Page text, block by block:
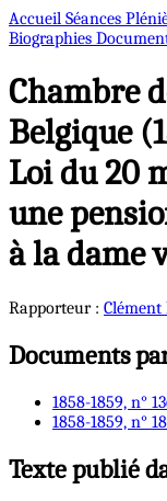
Accueil Séances
Biographies
Chambre
Belgique
Loi du 20
une
à la dame
Rapporteur : Clément
Documents
1858-1859, n°
1858-1859, n°
Texte publié